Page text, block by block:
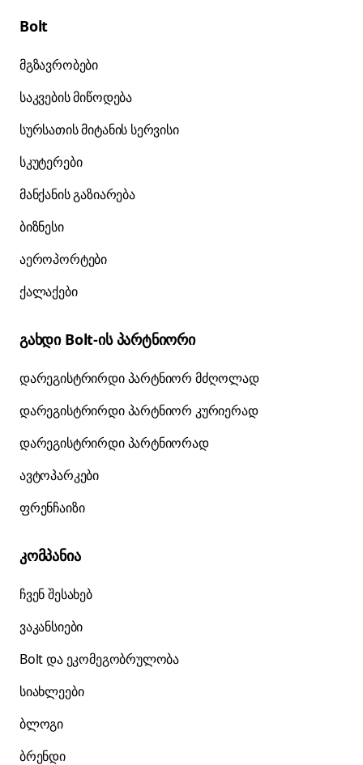
Bolt
მგზავრობები
საკვების მიწოდება
სურსათის მიტანის სერვისი
სკუტერები
მანქანის გაზიარება
ბიზნესი
აეროპორტები
ქალაქები
გახდი Bolt-ის პარტნიორი
დარეგისტრირდი პარტნიორ მძღოლად
დარეგისტრირდი პარტნიორ კურიერად
დარეგისტრირდი პარტნიორად
ავტოპარკები
ფრენჩაიზი
კომპანია
ჩვენ შესახებ
ვაკანსიები
Bolt და ეკომეგობრულობა
სიახლეები
ბლოგი
ბრენდი